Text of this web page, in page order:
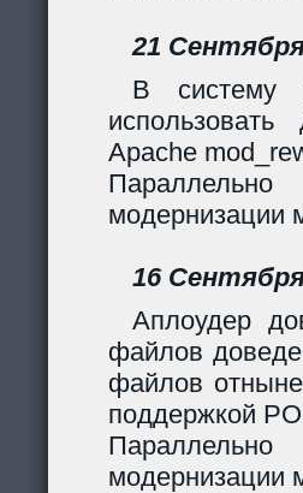
21
В систему
Apache
модернизации
16
Аплоудер
файлов
файлов
поддержкой
модернизации